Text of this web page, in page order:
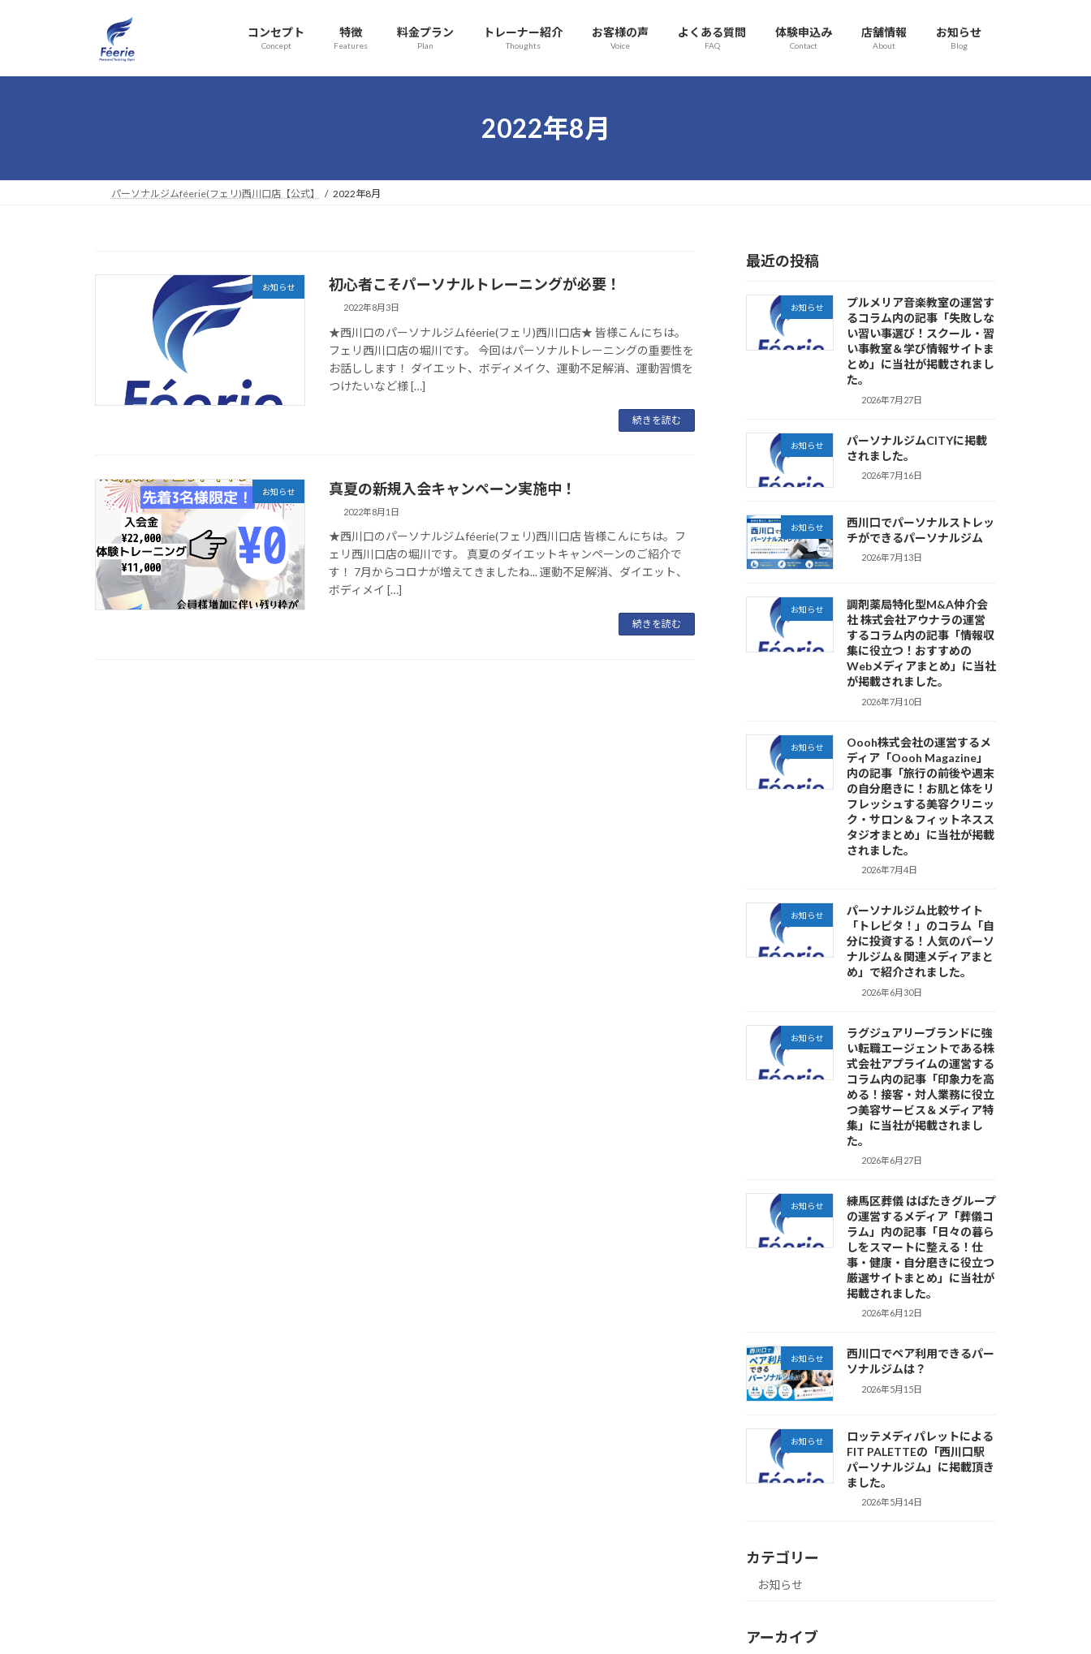
プ
動
コンセプト
Concept
特徴
Features
料金プラン
Plan
トレーナー紹介
Thoughts
お客様の声
Voice
よくある質問
FAQ
体験申込み
Contact
店舗情報
About
お知らせ
Blog
2022年8月
パーソナルジムféerie(フェリ)西川口店【公式】 2022年8月
お知らせ 初心者こそパーソナルトレーニングが必要！
2022年8月3日
★西川口のパーソナルジムféerie(フェリ)西川口店★ 皆様こんにちは。
フェリ西川口店の堀川です。 今回はパーソナルトレーニングの重要性を
お話しします！ ダイエット、ボディメイク、運動不足解消、運動習慣を
つけたいなど様 […]
続きを読む
お知らせ 真夏の新規入会キャンペーン実施中！
2022年8月1日
★西川口のパーソナルジムféerie(フェリ)西川口店 皆様こんにちは。フ
ェリ西川口店の堀川です。 真夏のダイエットキャンペーンのご紹介で
す！ 7月からコロナが増えてきましたね... 運動不足解消、ダイエット、
ボディメイ […]
続きを読む
最近の投稿
お知らせ
プルメリア音楽教室の運営す
るコラム内の記事「失敗しな
い習い事選び！スクール・習
い事教室＆学び情報サイトま
とめ」に当社が掲載されまし
た。
2026年7月27日
お知らせ
パーソナルジムCITYに掲載
されました。
2026年7月16日
お知らせ
西川口でパーソナルストレッ
チができるパーソナルジム
2026年7月13日
お知らせ
調剤薬局特化型M&A仲介会
社 株式会社アウナラの運営
するコラム内の記事「情報収
集に役立つ！おすすめの
Webメディアまとめ」に当社
が掲載されました。
2026年7月10日
お知らせ
Oooh株式会社の運営するメ
ディア「Oooh Magazine」
内の記事「旅行の前後や週末
の自分磨きに！お肌と体をリ
フレッシュする美容クリニッ
ク・サロン＆フィットネスス
タジオまとめ」に当社が掲載
されました。
2026年7月4日
お知らせ
パーソナルジム比較サイト
「トレピタ！」のコラム「自
分に投資する！人気のパーソ
ナルジム＆関連メディアまと
め」で紹介されました。
2026年6月30日
お知らせ
ラグジュアリーブランドに強
い転職エージェントである株
式会社アプライムの運営する
コラム内の記事「印象力を高
める！接客・対人業務に役立
つ美容サービス＆メディア特
集」に当社が掲載されまし
た。
2026年6月27日
お知らせ
練馬区葬儀 はばたきグループ
の運営するメディア「葬儀コ
ラム」内の記事「日々の暮ら
しをスマートに整える！仕
事・健康・自分磨きに役立つ
厳選サイトまとめ」に当社が
掲載されました。
2026年6月12日
お知らせ
西川口でペア利用できるパー
ソナルジムは？
2026年5月15日
お知らせ
ロッテメディパレットによる
FIT PALETTEの「西川口駅
パーソナルジム」に掲載頂き
ました。
2026年5月14日
カテゴリー
お知らせ
アーカイブ